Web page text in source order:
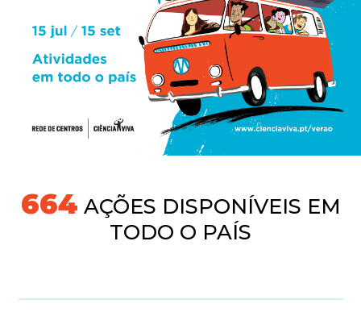
704 AÇÕES DISPONÍVEIS EM
TODO O PAÍS